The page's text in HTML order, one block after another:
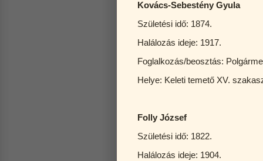
Kovács-Sebestény Gyula
Születési idő: 1874.
Halálozás ideje: 1917.
Foglalkozás/beosztás:
Helye: Keleti temető XV.
Folly József
Születési idő: 1822.
Halálozás ideje: 1904.